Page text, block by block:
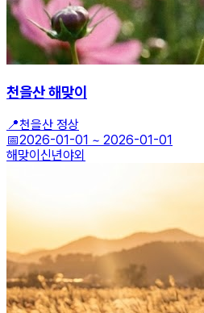
천을산 해맞이
📍천을산 정상
📅2026-01-01 ~ 2026-01-01
해맞이 신년야외